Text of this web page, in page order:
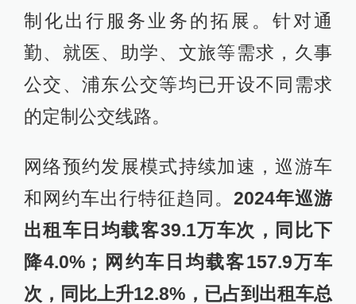
制化出行服务业务的拓展。针对通
勤、就医、助学、文旅等需求，久事
公交、浦东公交等均已开设不同需求
的定制公交线路。
网络预约发展模式持续加速，巡游车
和网约车出行特征趋同。2024年巡游
出租车日均载客39.1万车次，同比下
降4.0%；网约车日均载客157.9万车
次，同比上升12.8%，已占到出租车总